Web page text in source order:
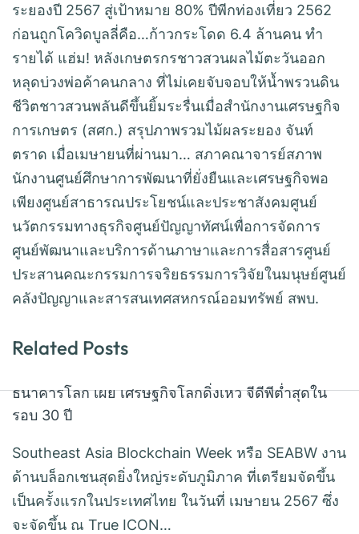
ระยองปี 2567 สู่เป้าหมาย 80% ปีพีกท่องเที่ยว 2562
ก่อนถูกโควิดบูลลี่คือ…ก้าวกระโดด 6.4 ล้านคน ทำ
รายได้ แฮ่ม! หลังเกษตรกรชาวสวนผลไม้ตะวันออก
หลุดบ่วงพ่อค้าคนกลาง ที่ไม่เคยจับจอบให้น้ำพรวนดิน
ชีวิตชาวสวนพลันดีขึ้นยิ้มระรื่นเมื่อสำนักงานเศรษฐกิจ
การเกษตร (สศก.) สรุปภาพรวมไม้ผลระยอง จันท์
ตราด เมื่อเมษายนที่ผ่านมา… สภาคณาจารย์สภาพ
นักงานศูนย์ศึกษาการพัฒนาที่ยั่งยืนและเศรษฐกิจพอ
เพียงศูนย์สาธารณประโยชน์และประชาสังคมศูนย์
นวัตกรรมทางธุรกิจศูนย์ปัญญาทัศน์เพื่อการจัดการ
ศูนย์พัฒนาและบริการด้านภาษาและการสื่อสารศูนย์
ประสานคณะกรรมการจริยธรรมการวิจัยในมนุษย์ศูนย์
คลังปัญญาและสารสนเทศสหกรณ์ออมทรัพย์ สพบ.
Related Posts
ธนาคารโลก เผย เศรษฐกิจโลกดิ่งเหว จีดีพีต่ำสุดใน
รอบ 30 ปี
Southeast Asia Blockchain Week หรือ SEABW งาน
ด้านบล็อกเชนสุดยิ่งใหญ่ระดับภูมิภาค ที่เตรียมจัดขึ้น
เป็นครั้งแรกในประเทศไทย ในวันที่ เมษายน 2567 ซึ่ง
จะจัดขึ้น ณ True ICON…